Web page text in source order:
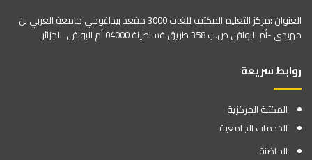
العنوان :مركز التعليم المكثف للغات 3000 مقعد بيداغوجي جامعة العربي بن
مهيدي -أم البواقي ص.ب 358 طريق قسنطينة 04000 أم البواقي. الجزائر
روابط سريعة
المكتبة المركزية
الخدمات الجامعية
الحاضنة